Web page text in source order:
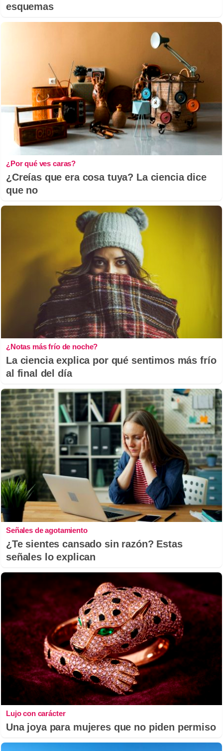
esquemas
¿Por qué ves caras?
¿Creías que era cosa tuya? La ciencia dice
que no
¿Notas más frío de noche?
La ciencia explica por qué sentimos más frío
al final del día
Señales de agotamiento
¿Te sientes cansado sin razón? Estas
señales lo explican
Lujo con carácter
Una joya para mujeres que no piden permiso